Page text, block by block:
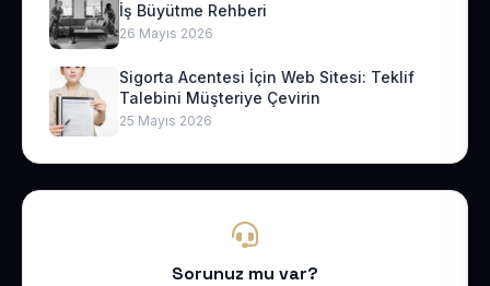
İş Büyütme Rehberi
26 Mayıs 2026
Sigorta Acentesi İçin Web Sitesi: Teklif
Talebini Müşteriye Çevirin
25 Mayıs 2026
Sorunuz mu var?